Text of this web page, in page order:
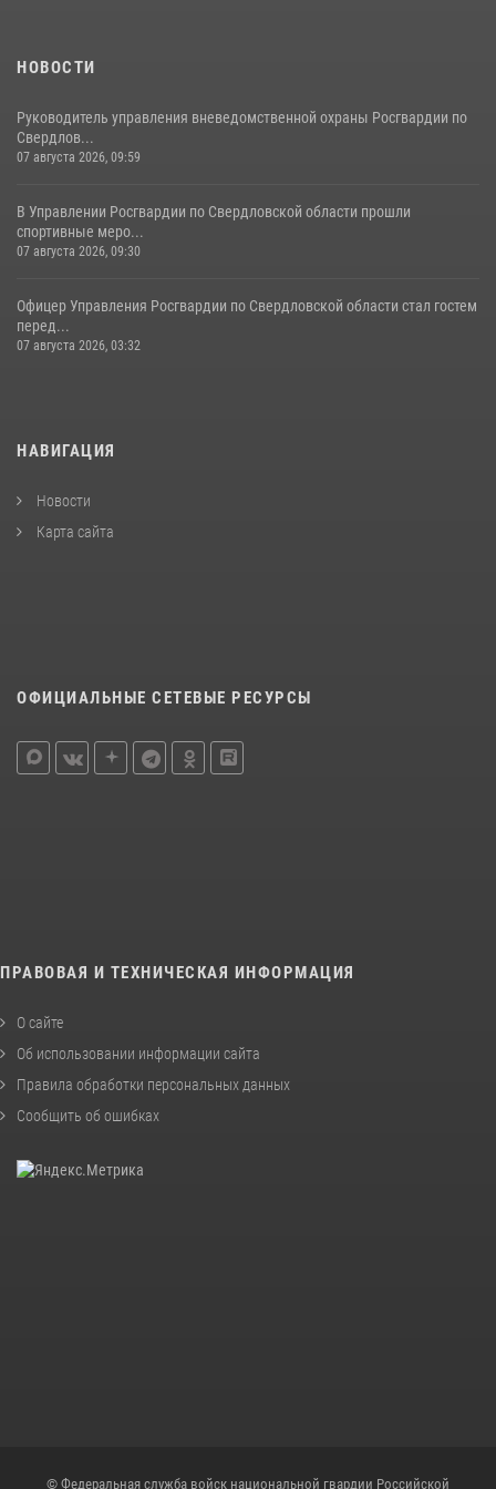
НОВОСТИ
Руководитель управления вневедомственной охраны Росгвардии по
Свердлов...
07 августа 2026, 09:59
В Управлении Росгвардии по Свердловской области прошли
спортивные меро...
07 августа 2026, 09:30
Офицер Управления Росгвардии по Свердловской области стал гостем
перед...
07 августа 2026, 03:32
НАВИГАЦИЯ
Новости
Карта сайта
ОФИЦИАЛЬНЫЕ СЕТЕВЫЕ РЕСУРСЫ
ПРАВОВАЯ И ТЕХНИЧЕСКАЯ ИНФОРМАЦИЯ
О сайте
Об использовании информации сайта
Правила обработки персональных данных
Сообщить об ошибках
© Федеральная служба войск национальной гвардии Российской